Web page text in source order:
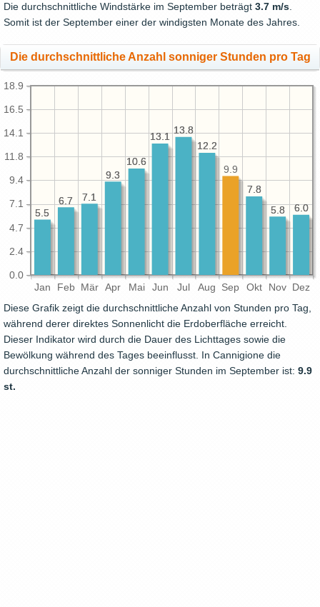
Die durchschnittliche Windstärke im September beträgt 3.7 m/s.
Somit ist der September einer der windigsten Monate des Jahres.
Die durchschnittliche Anzahl sonniger Stunden pro Tag
Jan Feb Mär Apr Mai Jun Jul Aug Sep Okt Nov Dez
0.0
2.4
4.7
7.1
9.4
11.8
14.1
16.5
18.9
6.0
5.8
7.8
12.2
13.8
13.1
10.6
9.3
7.1
6.7
5.5
6.0
5.8
7.8
9.9
12.2
13.8
13.1
10.6
9.3
7.1
6.7
5.5
Diese Grafik zeigt die durchschnittliche Anzahl von Stunden pro Tag,
während derer direktes Sonnenlicht die Erdoberfläche erreicht.
Dieser Indikator wird durch die Dauer des Lichttages sowie die
Bewölkung während des Tages beeinflusst. In Cannigione die
durchschnittliche Anzahl der sonniger Stunden im September ist: 9.9
st.